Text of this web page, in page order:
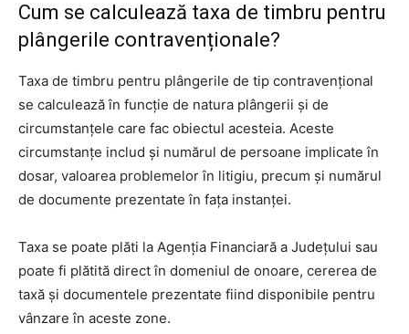
Cum se calculează taxa de timbru pentru
plângerile contravenționale?
Taxa de timbru pentru plângerile de tip contravențional
se calculează în funcție de natura plângerii și de
circumstanțele care fac obiectul acesteia. Aceste
circumstanțe includ și numărul de persoane implicate în
dosar, valoarea problemelor în litigiu, precum și numărul
de documente prezentate în fața instanței.
Taxa se poate plăti la Agenția Financiară a Județului sau
poate fi plătită direct în domeniul de onoare, cererea de
taxă și documentele prezentate fiind disponibile pentru
vânzare în aceste zone.